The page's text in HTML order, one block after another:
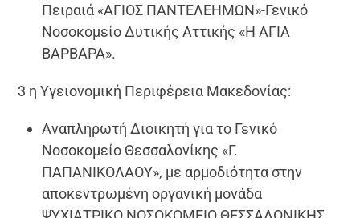
Πειραιά «ΑΓΙΟΣ ΠΑΝΤΕΛΕΗΜΩΝ»-Γενικό
Νοσοκομείο Δυτικής Αττικής «Η ΑΓΙΑ
ΒΑΡΒΑΡΑ».
3 η Υγειονομική Περιφέρεια Μακεδονίας:
Αναπληρωτή Διοικητή για το Γενικό
Νοσοκομείο Θεσσαλονίκης «Γ.
ΠΑΠΑΝΙΚΟΛΑΟΥ», με αρμοδιότητα στην
αποκεντρωμένη οργανική μονάδα